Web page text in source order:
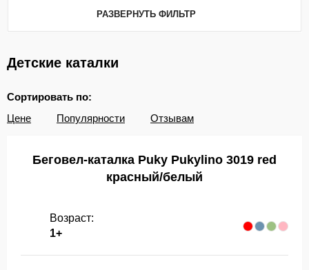
РАЗВЕРНУТЬ ФИЛЬТР
Детские каталки
Сортировать по:
Цене
Популярности Отзывам
Беговел-каталка Puky Pukylino 3019 red
красный/белый
Возраст:
1+